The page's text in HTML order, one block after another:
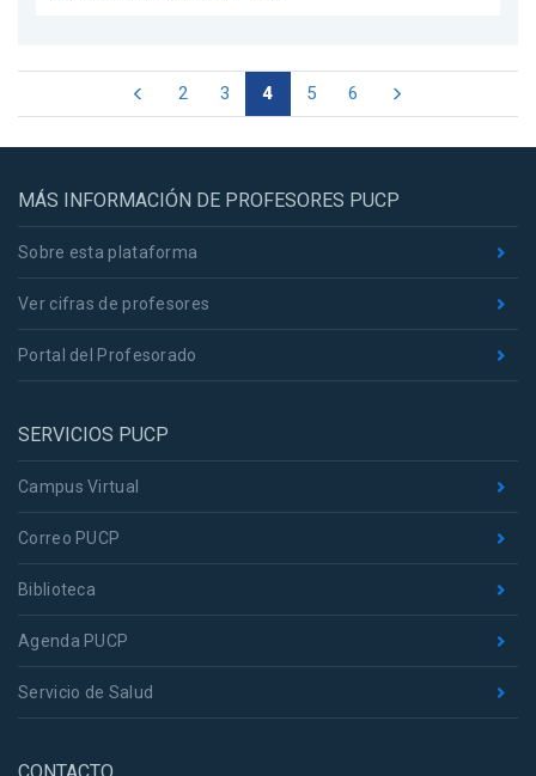
2 3 4 5 6
MÁS INFORMACIÓN DE PROFESORES PUCP
Sobre esta plataforma
Ver cifras de profesores
Portal del Profesorado
SERVICIOS PUCP
Campus Virtual
Correo PUCP
Biblioteca
Agenda PUCP
Servicio de Salud